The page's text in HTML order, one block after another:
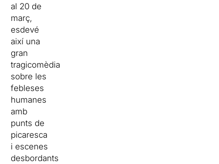
al 20 de
març,
esdevé
així una
gran
tragicomèdia
sobre les
febleses
humanes
amb
punts de
picaresca
i escenes
desbordants